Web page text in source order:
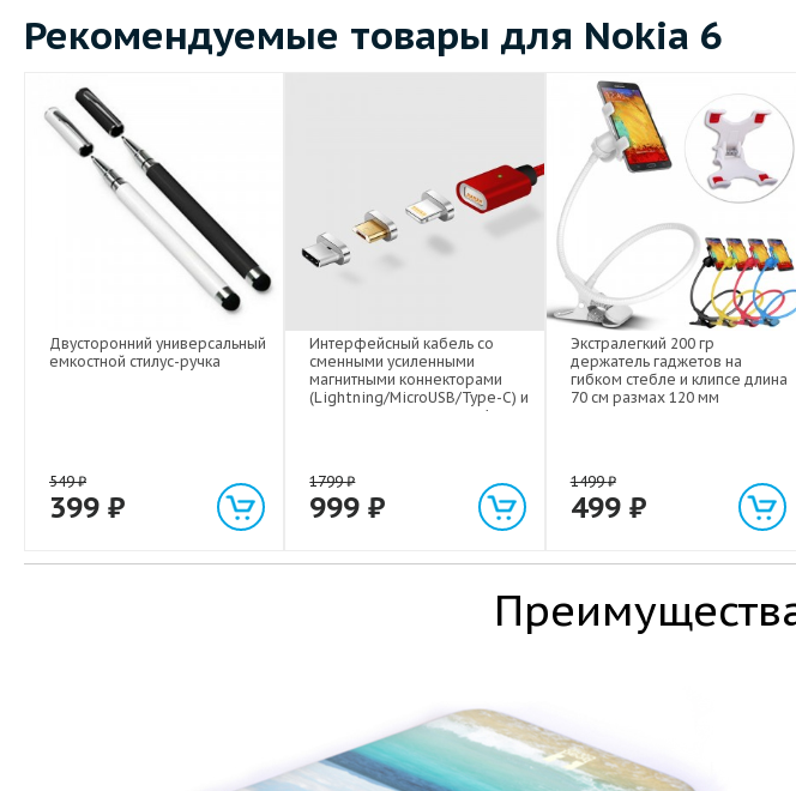
Рекомендуемые товары для Nokia 6
Двусторонний универсальный
емкостной стилус-ручка
549₽
399 ₽
Интерфейсный кабель со
сменными усиленными
магнитными коннекторами
(Lightning/MicroUSB/Type-C) и
световым индикатором 1м
1799₽
999₽
Экстралегкий 200 гр
держатель гаджетов на
гибком стебле и клипсе длина
70 см размах 120 мм
1499₽
499 ₽